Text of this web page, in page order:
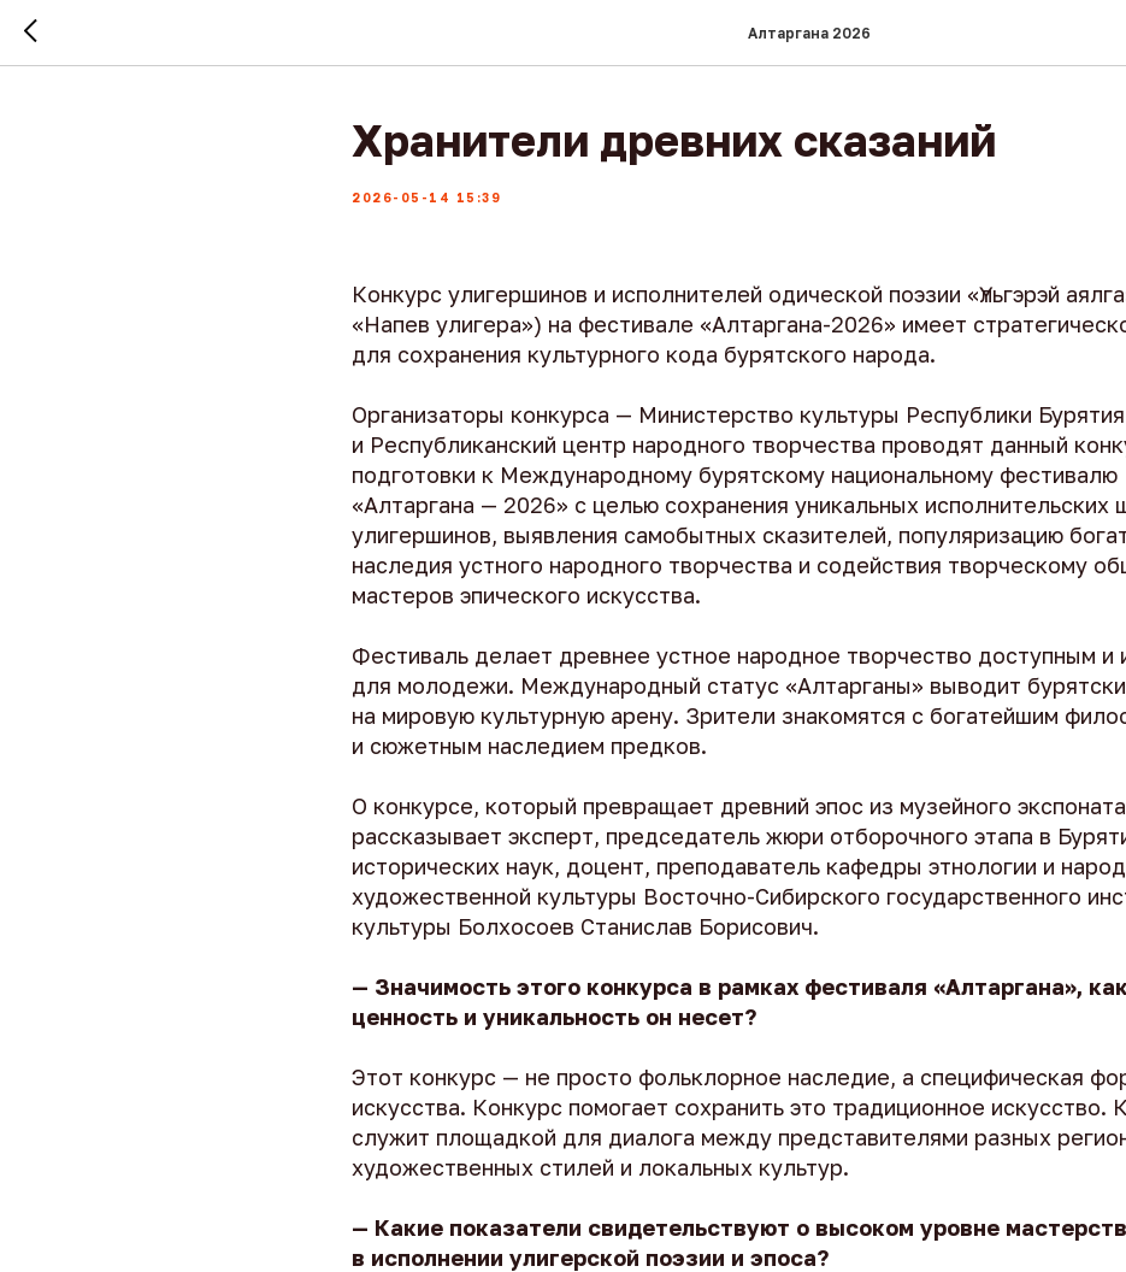
Алтаргана 2026
Хранители древних сказаний
2026-05-14 15:39
Конкурс улигершинов и исполнителей одической поэзии «Үльгэрэй
«Напев улигера») на фестивале «Алтаргана-2026» имеет
для сохранения культурного кода бурятского народа.
Организаторы конкурса — Министерство культуры Республики Бурятия
и Республиканский центр народного творчества проводят данный
подготовки к Международному бурятскому национальному фестивалю
«Алтаргана — 2026» с целью сохранения уникальных исполнительских
улигершинов, выявления самобытных сказителей, популяризацию
наследия устного народного творчества и содействия творческому
мастеров эпического искусства.
Фестиваль делает древнее устное народное творчество доступным и
для молодежи. Международный статус «Алтарганы» выводит
на мировую культурную арену. Зрители знакомятся с богатейшим
и сюжетным наследием предков.
О конкурсе, который превращает древний эпос из музейного
рассказывает эксперт, председатель жюри отборочного этапа в
исторических наук, доцент, преподаватель кафедры этнологии и
художественной культуры Восточно-Сибирского государственного
культуры Болхосоев Станислав Борисович.
— Значимость этого конкурса в рамках фестиваля «Алтаргана»,
ценность и уникальность он несет?
Этот конкурс — не просто фольклорное наследие, а специфическая
искусства. Конкурс помогает сохранить это традиционное искусство.
служит площадкой для диалога между представителями разных
художественных стилей и локальных культур.
— Какие показатели свидетельствуют о высоком уровне
в исполнении улигерской поэзии и эпоса?